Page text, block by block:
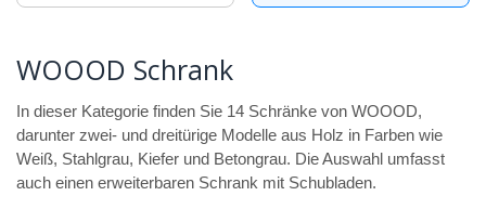
WOOOD Schrank
In dieser Kategorie finden Sie 14 Schränke von WOOOD,
darunter zwei- und dreitürige Modelle aus Holz in Farben wie
Weiß, Stahlgrau, Kiefer und Betongrau. Die Auswahl umfasst
auch einen erweiterbaren Schrank mit Schubladen.